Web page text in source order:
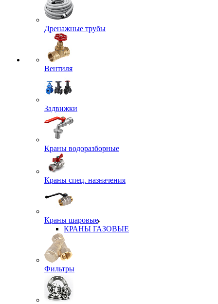
Дренажные трубы
Вентиля
Задвижки
Краны водоразборные
Краны спец. назначения
Краны шаровые
КРАНЫ ГАЗОВЫЕ
Фильтры